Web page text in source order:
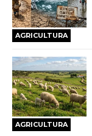
AGRICULTURA
AGRICULTURA